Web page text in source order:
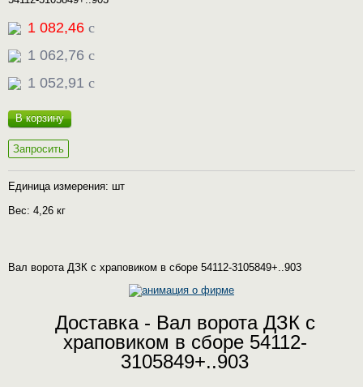
1 082,46 c
1 062,76 c
1 052,91 c
В корзину
Запросить
Единица измерения: шт
Вес: 4,26 кг
Вал ворота ДЗК с храповиком в сборе 54112-3105849+..903
Доставка - Вал ворота ДЗК с
храповиком в сборе 54112-
3105849+..903